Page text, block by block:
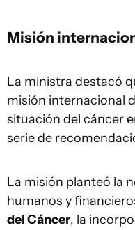
Misión
La ministra destacó
misión internacional
situación del cáncer
serie de
La misión planteó la
humanos y
del Cáncer, la